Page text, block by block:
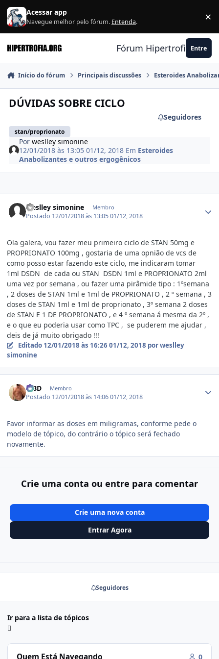
Ir para conteúdo
Acessar app
Navegue melhor pelo fórum. Entenda. ×
Fórum Hipertrofia.org
Entre
Início do fórum Principais discussões Esteroides
DÚVIDAS SOBRE CICLO
stan/proprionato
Seguidores
Porweslley simonine
12/01/2018 às 13:0501/12, 2018 Em Esteroides
Anabolizantes e outros ergogênicos
weslley simonine Membro
Postado 12/01/2018 às 13:0501/12, 2018
Ola galera, vou fazer meu primeiro ciclo de STAN 50mg e
PROPRIONATO 100mg , gostaria de uma opnião de vcs de
como posso estar fazendo este ciclo, me indicaram tomar
1ml DSDN de cada ou STAN DSDN 1ml e PROPRIONATO 2ml
uma vez por semana , ou fazer uma pirâmide tipo : 1ºsemana
, 2 doses de STAN 1ml e 1ml de PROPRIONATO , 2 º semana , 3
doses de STAN 1ml e 1ml de proprionato , 3º semana 2 doses
de STAN E 1 DE PROPRIONATO , e 4 º semana á mesma da 2º ,
e o que eu poderia usar como TPC , se puderem me ajudar ,
deis de já muito obrigado !!!
Editado 12/01/2018 às 16:26 01/12, 2018 por weslley
simonine
MBD Membro
Postado 12/01/2018 às 14:0601/12, 2018
Favor informar as doses em miligramas, conforme pede o
modelo de tópico, do contrário o tópico será fechado
novamente.
Crie uma conta ou entre para comentar
Crie uma nova conta
Entrar Agora
Seguidores
Ir para a lista de tópicos
0